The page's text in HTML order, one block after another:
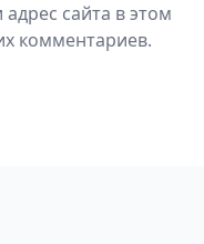
сайта в этом
комментариев.